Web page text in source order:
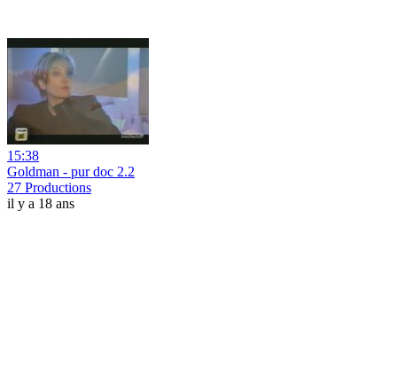
15:38
Goldman - pur doc 2.2
27 Productions
il y a 18 ans